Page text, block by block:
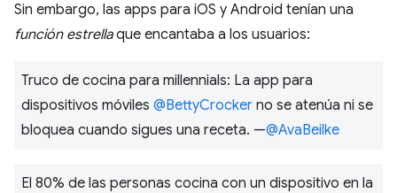
Sin embargo, las apps para iOS y Android tenían una
función estrellaque encantaba a los usuarios:
Truco de cocina para millennials: La app para
dispositivos móviles @BettyCrocker no se atenúa ni se
bloquea cuando sigues una receta. —@AvaBeilke
El 80% de las personas cocina con un dispositivo en la